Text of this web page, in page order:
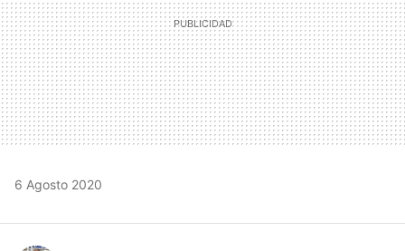
6 Agosto 2020